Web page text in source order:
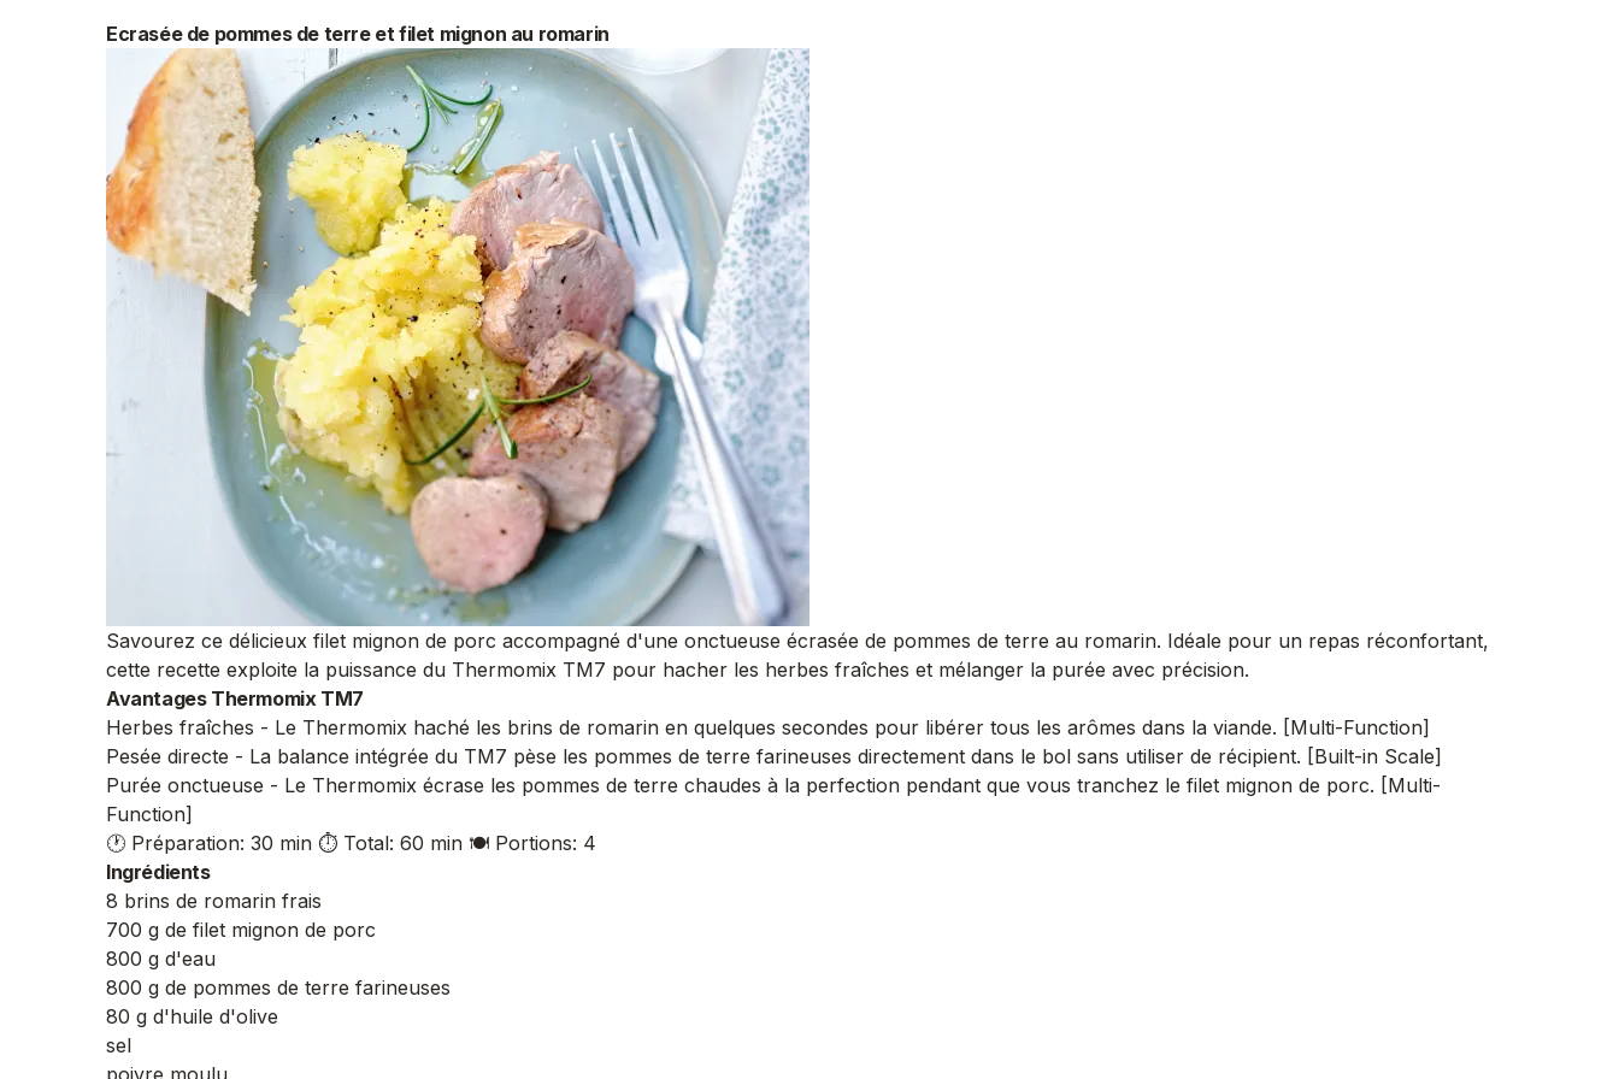
Ecrasée de pommes de terre et filet mignon au romarin
Savourez ce délicieux filet mignon de porc accompagné d'une onctueuse écrasée de pommes de terre au romarin. Idéale pour un repas réconfortant,
cette recette exploite la puissance du Thermomix TM7 pour hacher les herbes fraîches et mélanger la purée avec précision.
Avantages Thermomix TM7
Herbes fraîches - Le Thermomix haché les brins de romarin en quelques secondes pour libérer tous les arômes dans la viande. [Multi-Function]
Pesée directe - La balance intégrée du TM7 pèse les pommes de terre farineuses directement dans le bol sans utiliser de récipient. [Built-in Scale]
Purée onctueuse - Le Thermomix écrase les pommes de terre chaudes à la perfection pendant que vous tranchez le filet mignon de porc. [Multi-
Function]
🕐 Préparation: 30 min ⏱️ Total: 60 min 🍽️ Portions: 4
Ingrédients
8 brins de romarin frais
700 g de filet mignon de porc
800 g d'eau
800 g de pommes de terre farineuses
80 g d'huile d'olive
sel
poivre moulu